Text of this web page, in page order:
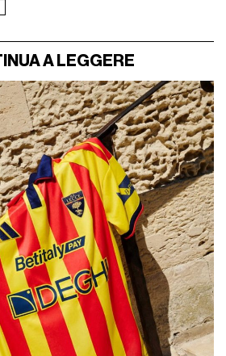
A LEGGERE